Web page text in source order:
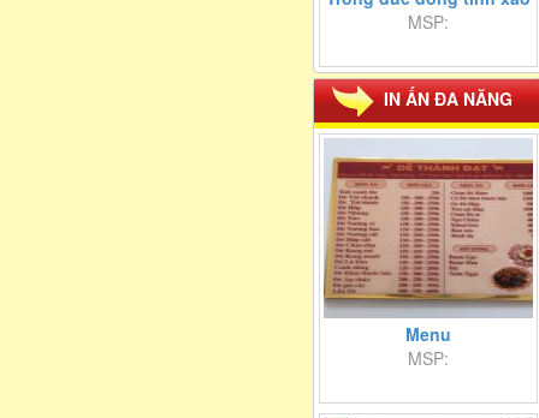
MSP:
IN ẤN ĐA NĂNG
Menu
MSP: